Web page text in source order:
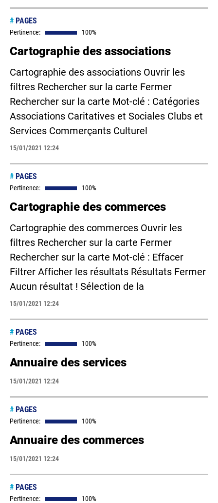
# PAGES
Pertinence: 100%
Cartographie des associations
Cartographie des associations Ouvrir les
filtres Rechercher sur la carte Fermer
Rechercher sur la carte Mot-clé : Catégories
Associations Caritatives et Sociales Clubs et
Services Commerçants Culturel
15/01/2021 12:24
# PAGES
Pertinence: 100%
Cartographie des commerces
Cartographie des commerces Ouvrir les
filtres Rechercher sur la carte Fermer
Rechercher sur la carte Mot-clé : Effacer
Filtrer Afficher les résultats Résultats Fermer
Aucun résultat ! Sélection de la
15/01/2021 12:24
# PAGES
Pertinence: 100%
Annuaire des services
15/01/2021 12:24
# PAGES
Pertinence: 100%
Annuaire des commerces
15/01/2021 12:24
# PAGES
Pertinence: 100%